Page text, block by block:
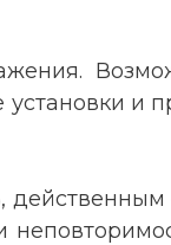
установки и